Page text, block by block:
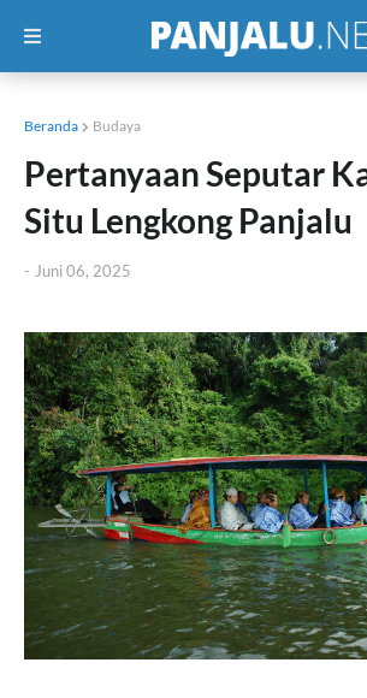
Beranda Budaya
Pertanyaan Seputar
Situ Lengkong Panjalu
- Juni 06, 2025